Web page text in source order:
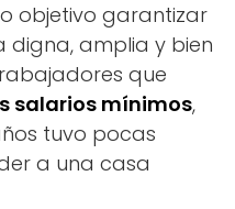
objetivo garantizar
digna, amplia y bien
que
salarios mínimos,
tuvo pocas
a una casa